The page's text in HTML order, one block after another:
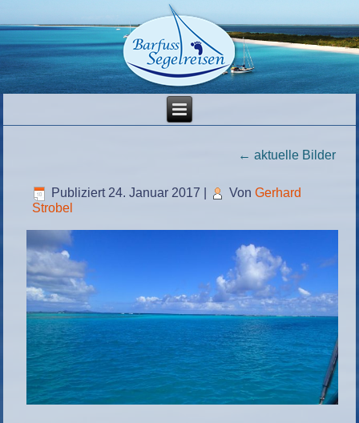
← aktuelle Bilder
Publiziert 24. Januar 2017 Von Gerhard
Strobel